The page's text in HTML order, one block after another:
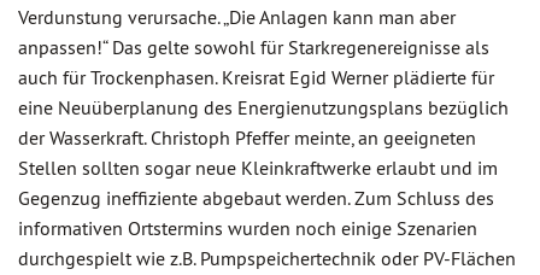
Verdunstung verursache. „Die Anlagen kann man aber
anpassen!“ Das gelte sowohl für Starkregenereignisse als
auch für Trockenphasen. Kreisrat Egid Werner plädierte für
eine Neuüberplanung des Energienutzungsplans bezüglich
der Wasserkraft. Christoph Pfeffer meinte, an geeigneten
Stellen sollten sogar neue Kleinkraftwerke erlaubt und im
Gegenzug ineffiziente abgebaut werden. Zum Schluss des
informativen Ortstermins wurden noch einige Szenarien
durchgespielt wie z.B. Pumpspeichertechnik oder PV-Flächen